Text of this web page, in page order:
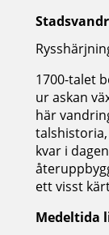
1700-talet
ur askan
här
kvar i
ett visst
Medeltida